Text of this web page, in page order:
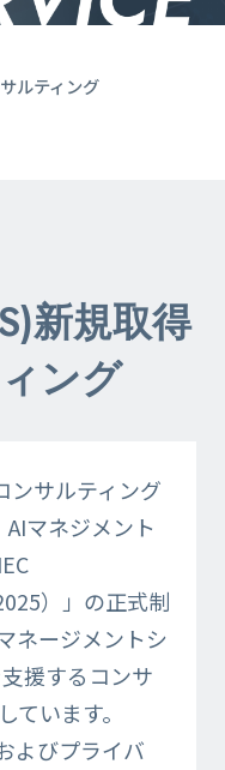
ルティング
新規取得
ング
ンサルティング
AIマネジメント
）」の正式制
ネージメントシ
援するコンサ
ています。
よびプライバ